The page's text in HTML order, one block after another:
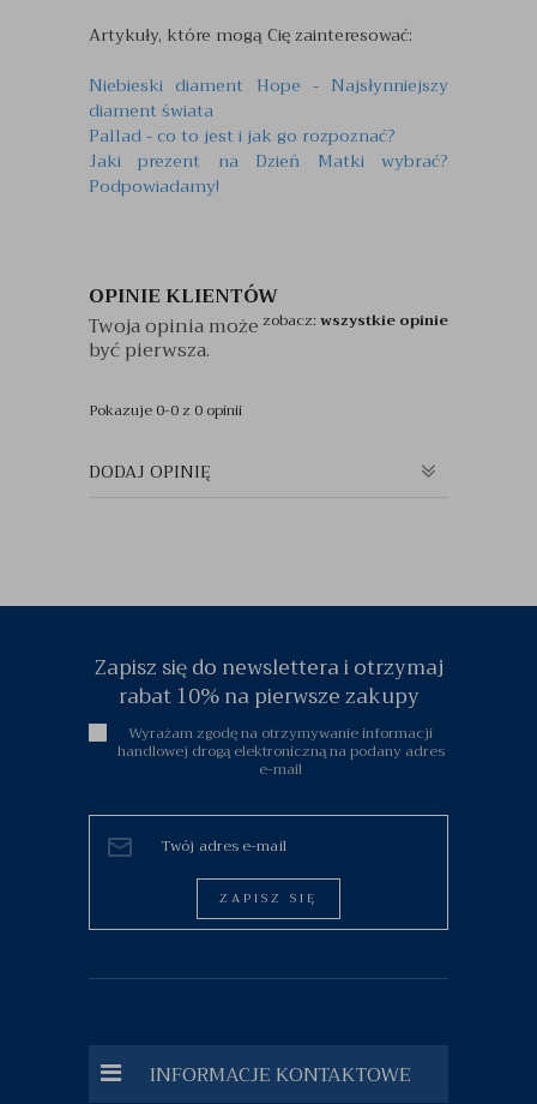
Artykuły, które mogą Cię zainteresować:
Niebieski diament Hope - Najsłynniejszy
diament świata
Pallad - co to jest i jak go rozpoznać?
Jaki prezent na Dzień Matki wybrać?
Podpowiadamy!
OPINIE KLIENTÓW
zobacz: wszystkie opinie
Twoja opinia może
być pierwsza.
Pokazuje 0-0 z 0 opinii
DODAJ OPINIĘ
Zapisz się do newslettera i otrzymaj
rabat 10% na pierwsze zakupy
Wyrażam zgodę na otrzymywanie informacji
handlowej drogą elektroniczną na podany adres
e-mail
ZAPISZ SIĘ
INFORMACJE KONTAKTOWE